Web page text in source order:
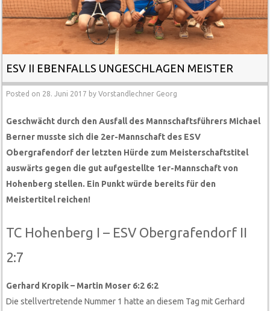
ESV II EBENFALLS UNGESCHLAGEN MEISTER
Posted on 28. Juni 2017 byVorstandlechner Georg
Geschwächt durch den Ausfall des Mannschaftsführers Michael
Berner musste sich die 2er-Mannschaft des ESV
Obergrafendorf der letzten Hürde zum Meisterschaftstitel
auswärts gegen die gut aufgestellte 1er-Mannschaft von
Hohenberg stellen. Ein Punkt würde bereits für den
Meistertitel reichen!
TC Hohenberg I – ESV Obergrafendorf II
2:7
Gerhard Kropik – Martin Moser 6:2 6:2
Die stellvertretende Nummer 1 hatte an diesem Tag mit Gerhard